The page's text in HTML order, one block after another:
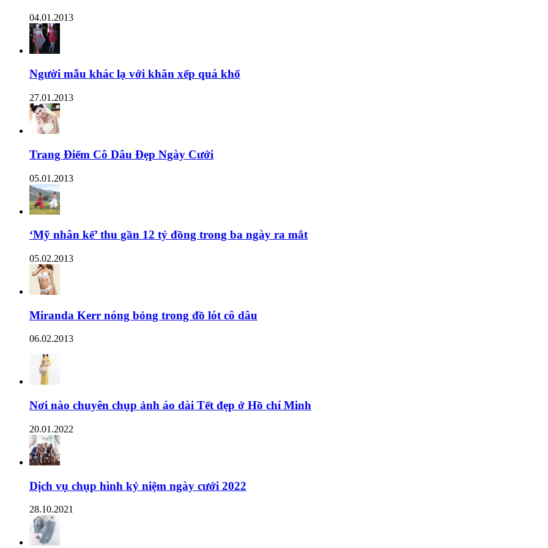
04.01.2013
Người mẫu khác lạ với khăn xếp quá khổ
27.01.2013
Trang Điểm Cô Dâu Đẹp Ngày Cưới
05.01.2013
‘Mỹ nhân kế’ thu gần 12 tỷ đồng trong ba ngày ra mắt
05.02.2013
Miranda Kerr nóng bỏng trong đồ lót cô dâu
06.02.2013
Nơi nào chuyên chụp ảnh áo dài Tết đẹp ở Hồ chí Minh
20.01.2022
Dịch vụ chụp hình kỷ niệm ngày cưới 2022
28.10.2021